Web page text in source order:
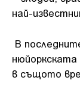
най-
В
нюйоркската
в същото